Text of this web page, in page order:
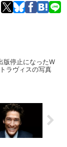
版停止になったW
ラヴィスの写真